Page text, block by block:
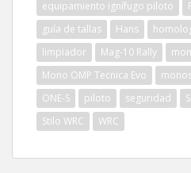
equipamiento ignífugo piloto
guía de tallas
Hans
limpiador
Mag-10 Rally
Mono OMP Tecnica Evo
ONE-S
piloto seguridad
Stilo WRC
WRC